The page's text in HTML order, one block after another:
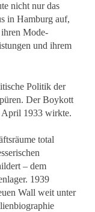
nicht nur das
in Hamburg auf,
Mode-
und ihrem
Politik der
Der Boykott
April 1933 wirkte.
total
– dem
1939
Wall weit unter